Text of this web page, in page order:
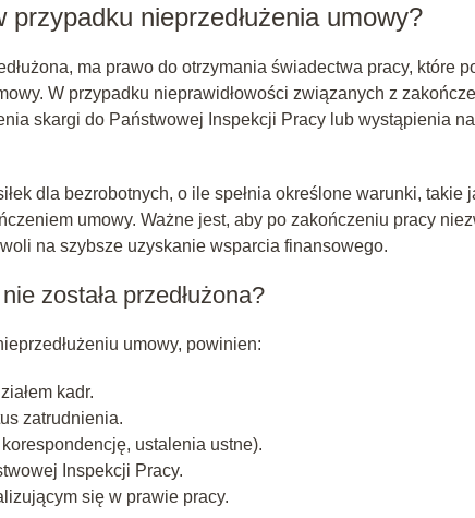
nieprzedłużenia umowy?
ma prawo do otrzymania świadectwa pracy, które
W przypadku nieprawidłowości związanych z
skargi do Państwowej Inspekcji Pracy lub wystąpienia
dla bezrobotnych, o ile spełnia określone warunki, takie
umowy. Ważne jest, aby po zakończeniu pracy
na szybsze uzyskanie wsparcia finansowego.
została przedłużona?
umowy, powinien:
kadr.
zatrudnienia.
ustalenia ustne).
Inspekcji Pracy.
się w prawie pracy.